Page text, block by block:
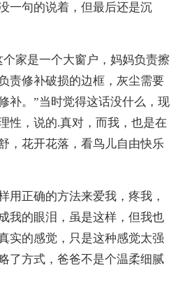
一句的说着，但最后还是沉
家是一个大窗户，妈妈负责擦
责修补破损的边框，灰尘需要
补。”当时觉得这话没什么，现
性，说的.真对，而我，也是在
，花开花落，看鸟儿自由快乐
正确的方法来爱我，疼我，
我的眼泪，虽是这样，但我也
实的感觉，只是这种感觉太强
了方式，爸爸不是个温柔细腻